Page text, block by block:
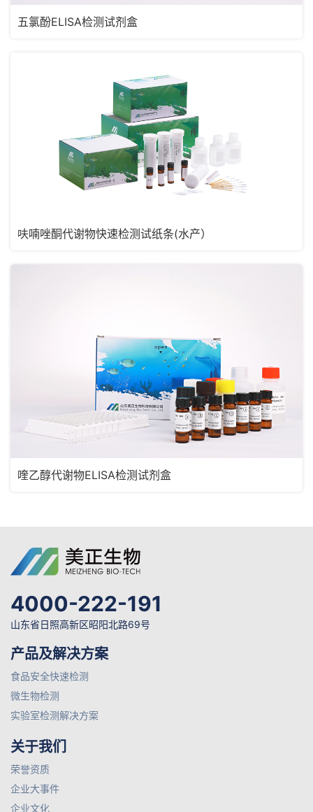
五氯酚ELISA检测试剂盒
呋喃唑酮代谢物快速检测试纸条(水产）
喹乙醇代谢物ELISA检测试剂盒
4000-222-191
山东省日照高新区昭阳北路69号
产品及解决方案
食品安全快速检测
微生物检测
实验室检测解决方案
关于我们
荣誉资质
企业大事件
企业文化